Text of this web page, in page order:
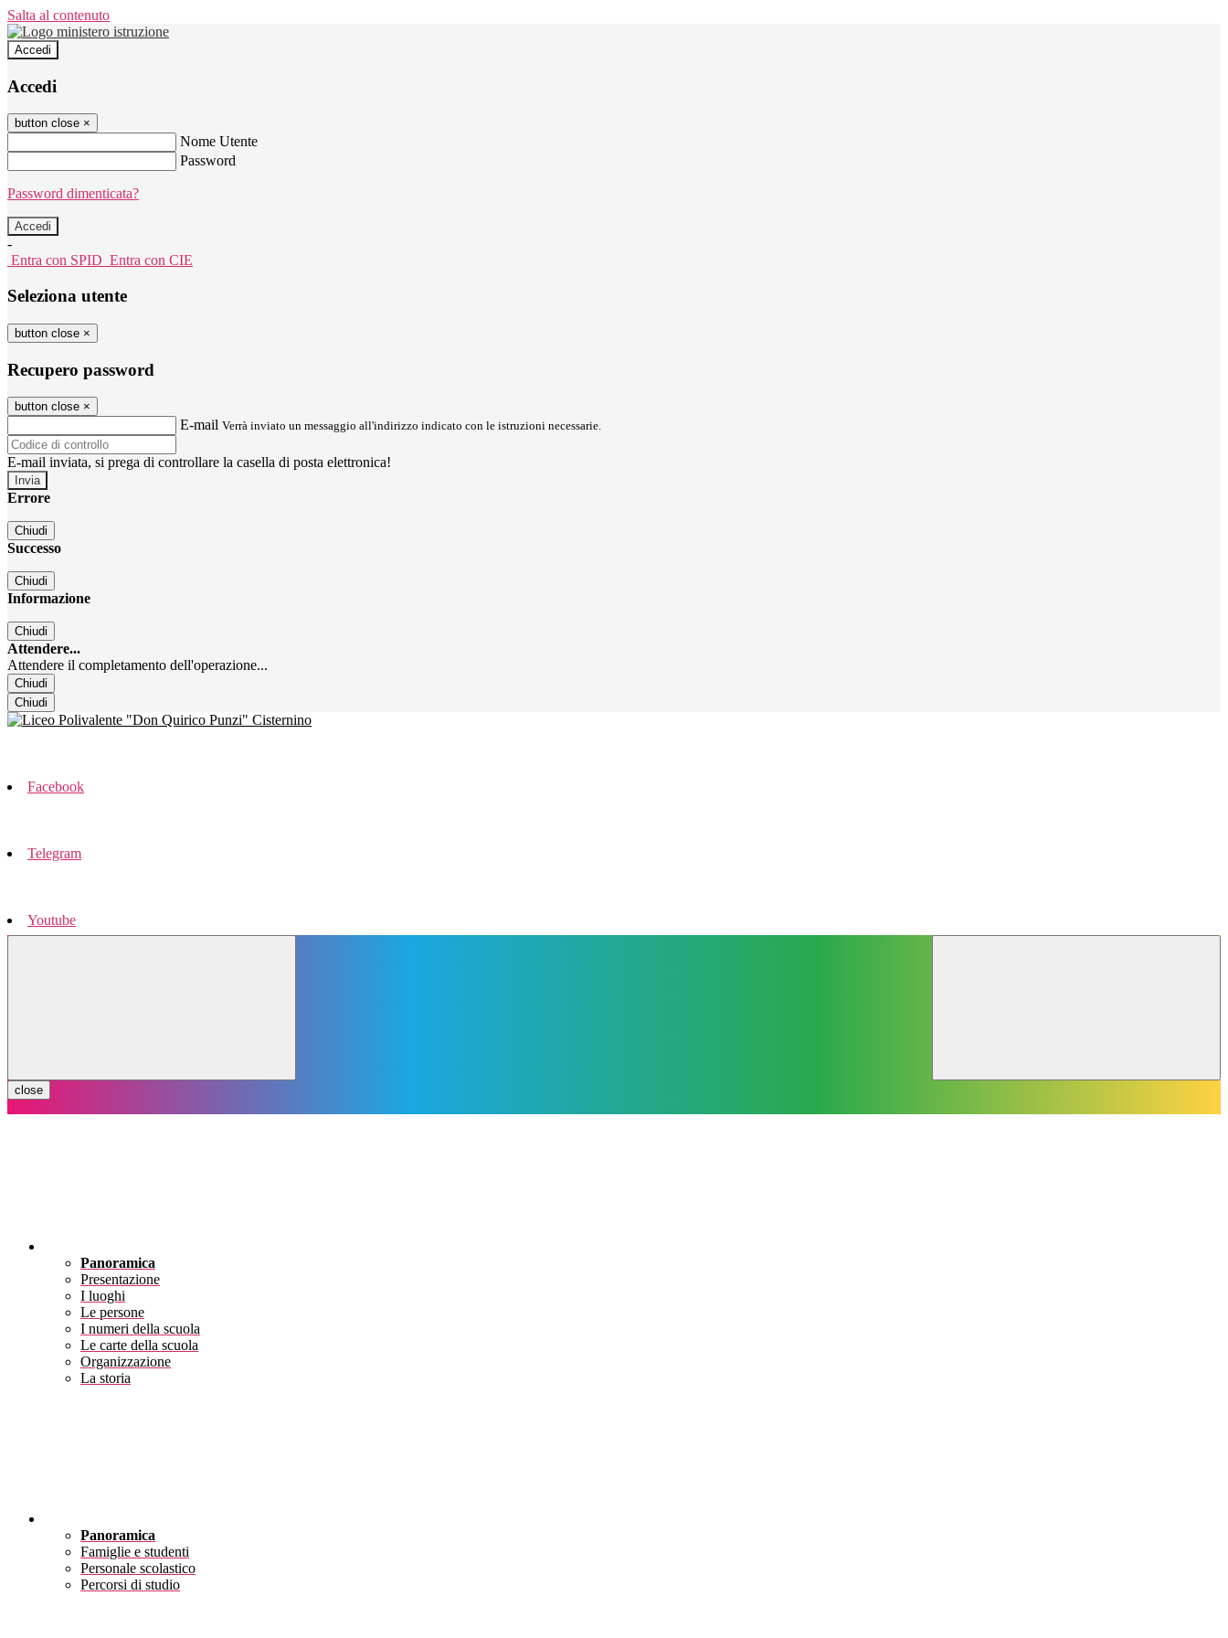
Salta al contenuto
Accedi
Accedi
button close ×
Nome Utente
Password
Password dimenticata?
-
Entra con SPID Entra con CIE
Seleziona utente
button close ×
Recupero password
button close ×
E-mail Verrà inviato un messaggio all'indirizzo indicato con le istruzioni necessarie.
E-mail inviata, si prega di controllare la casella di posta elettronica!
Errore
Chiudi
Successo
Chiudi
Informazione
Chiudi
Attendere...
Attendere il completamento dell'operazione...
Chiudi
Chiudi
Facebook
Telegram
Youtube
close
Panoramica
Presentazione
I luoghi
Le persone
I numeri della scuola
Le carte della scuola
Organizzazione
La storia
Panoramica
Famiglie e studenti
Personale scolastico
Percorsi di studio